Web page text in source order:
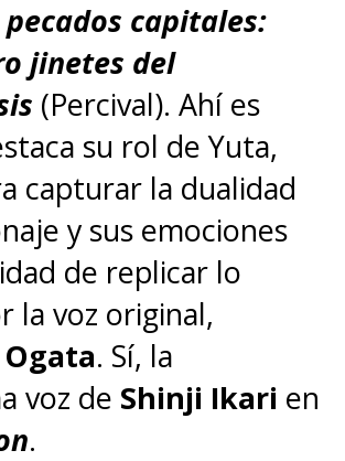
capitales:
jinetes del
(Percival). Ahí es
su rol de Yuta,
capturar la dualidad
y sus emociones
de replicar lo
la voz original,
. Sí, la
voz de Shinji Ikari en
.